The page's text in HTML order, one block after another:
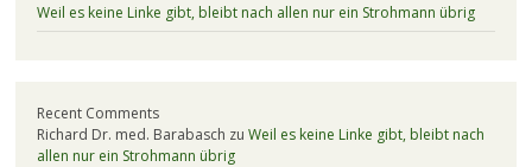
Weil es keine Linke gibt, bleibt nach allen nur ein Strohmann übrig
Recent Comments
Richard Dr. med. Barabasch zu Weil es keine Linke gibt, bleibt nach
allen nur ein Strohmann übrig